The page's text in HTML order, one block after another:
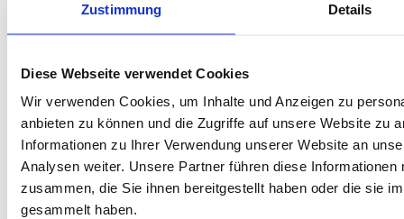
Zustimmung Details
Diese Webseite verwendet Cookies
Wir verwenden Cookies, um Inhalte und Anzeigen zu
anbieten zu können und die Zugriffe auf unsere Website zu
Informationen zu Ihrer Verwendung unserer Website an
Analysen weiter. Unsere Partner führen diese
zusammen, die Sie ihnen bereitgestellt haben oder die sie
gesammelt haben.